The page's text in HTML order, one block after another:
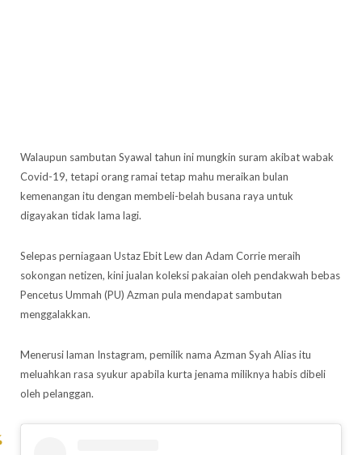
Walaupun sambutan Syawal tahun ini mungkin suram akibat wabak
Covid-19, tetapi orang ramai tetap mahu meraikan bulan
kemenangan itu dengan membeli-belah busana raya untuk
digayakan tidak lama lagi.
Selepas perniagaan Ustaz Ebit Lew dan Adam Corrie meraih
sokongan netizen, kini jualan koleksi pakaian oleh pendakwah bebas
Pencetus Ummah (PU) Azman pula mendapat sambutan
menggalakkan.
Menerusi laman Instagram, pemilik nama Azman Syah Alias itu
meluahkan rasa syukur apabila kurta jenama miliknya habis dibeli
oleh pelanggan.